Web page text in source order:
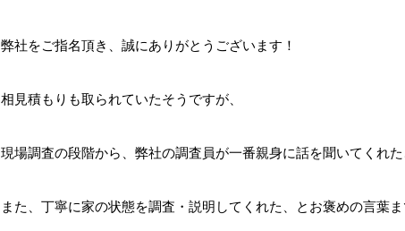
弊社をご指名頂き、誠にありがとうございます！
相見積もりも取られていたそうですが、
現場調査の段階から、弊社の調査員が一番親身に話を聞いてくれ
また、丁寧に家の状態を調査・説明してくれた、とお褒めの言葉ま